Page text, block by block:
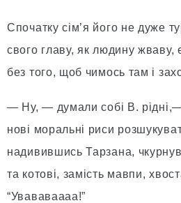
Спочатку сім’я його не дуже
свого главу, як людину жваву,
без того, щоб чимось там і
— Ну, — думали собі В.
нові моральні риси
надивившись Тарзана, чкурнув
та котові, замість мавпи,
“Увававаааа!”